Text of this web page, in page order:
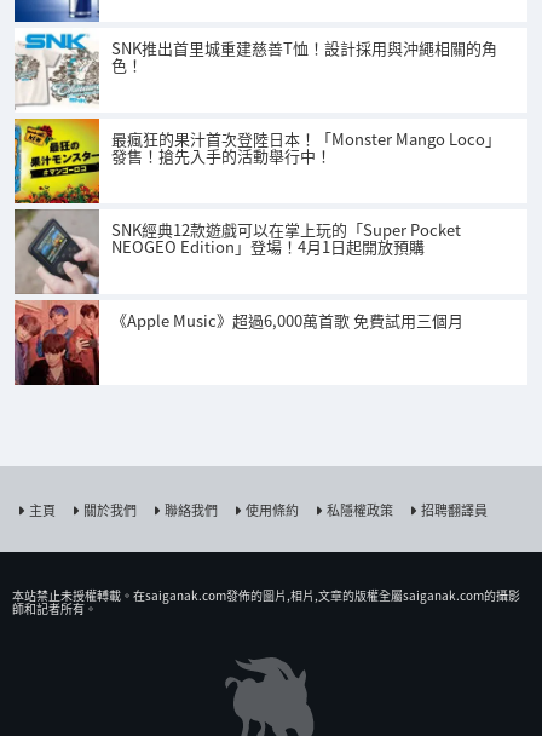
SNK推出首里城重建慈善T恤！設計採用與沖繩相關的角
色！
最瘋狂的果汁首次登陸日本！「Monster Mango Loco」
發售！搶先入手的活動舉行中！
SNK經典12款遊戲可以在掌上玩的「Super Pocket
NEOGEO Edition」登場！4月1日起開放預購
《Apple Music》超過6,000萬首歌 免費試用三個月
主頁 關於我們 聯絡我們 使用條約 私隱權政策 招聘翻譯員
本站禁止未授權𨍭載。在saiganak.com發佈的圖片,相片,文章的版權全屬saiganak.com的攝影
師和記者所有。